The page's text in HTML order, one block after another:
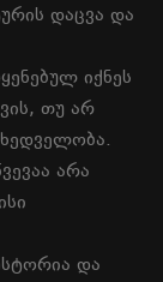
დაცვა და
იქნეს
, თუ არ
.
არა
და